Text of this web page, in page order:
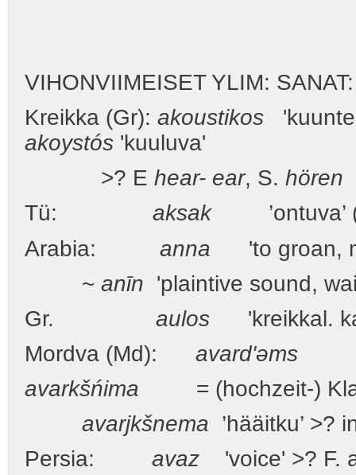
VIHONVIIMEISET YLIM: SANAT:
Kreikka (Gr): akoustikos
akoystós 'kuuluva'
>? E hear- ear, S. hören
Tü: aksak’ontuva’
Arabia: anna 'to groan,
~ anīn 'plaintive sound,
Gr. aulos 'kreikkal.
Mordva (Md): avard'əms
avarkšńima = (hochzeit-)
avarjkšnema ’hääitku’ >?
Persia: avaz 'voice' >? F.